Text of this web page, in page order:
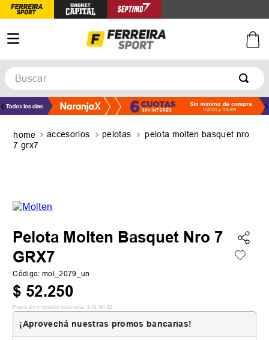
Buscar
TÉRMINOS MÁS BUSCADOS
2.
zapatillas
5. zapatillas adidas
accesorios pelotas
pelota molten basquet nro
7 grx7
Pelota Molten Basquet Nro 7
GRX7
Código: mol_2079_un
$ 52.250
Precio sin impuestos nacionales: $ 43. 181 ,82
¡Aprovechá nuestras promos bancarias!